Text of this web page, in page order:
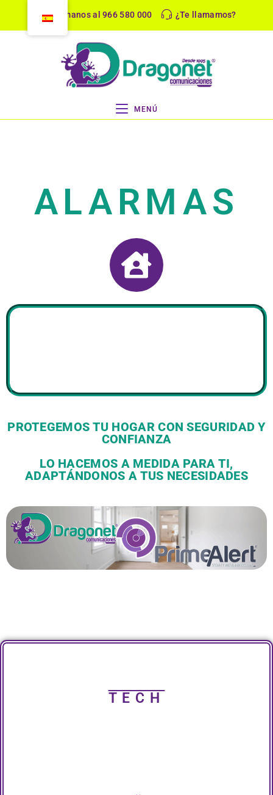
Llámanos al 966 580 000 ¿Te llamamos?
MENÚ
ALARMAS
PROTEGEMOS TU HOGAR CON SEGURIDAD Y
CONFIANZA
LO HACEMOS A MEDIDA PARA TI,
ADAPTÁNDONOS A TUS NECESIDADES
TECH